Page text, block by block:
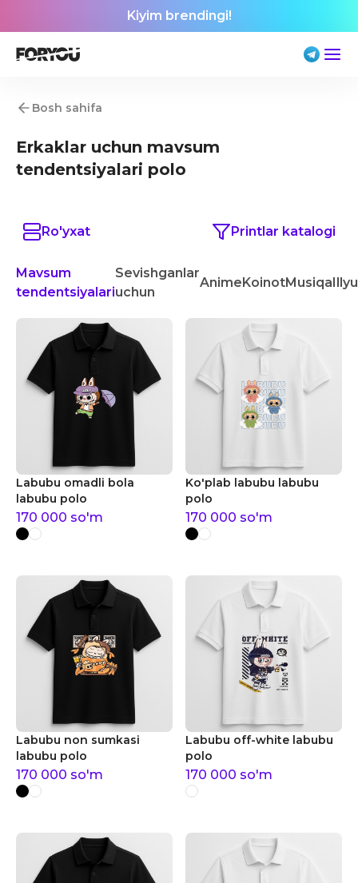
Kiyim brendingi!
Bosh sahifa
Erkaklar uchun mavsum
tendentsiyalari polo
Ro'yxat Printlar katalogi
Mavsum
tendentsiyalari
Sevishganlar
uchun
AnimeKoinotMusiqa
Labubu omadli bola
labubu polo
170 000 so'm
Ko'plab labubu labubu
polo
170 000 so'm
Labubu non sumkasi
labubu polo
170 000 so'm
Labubu off-white labubu
polo
170 000 so'm